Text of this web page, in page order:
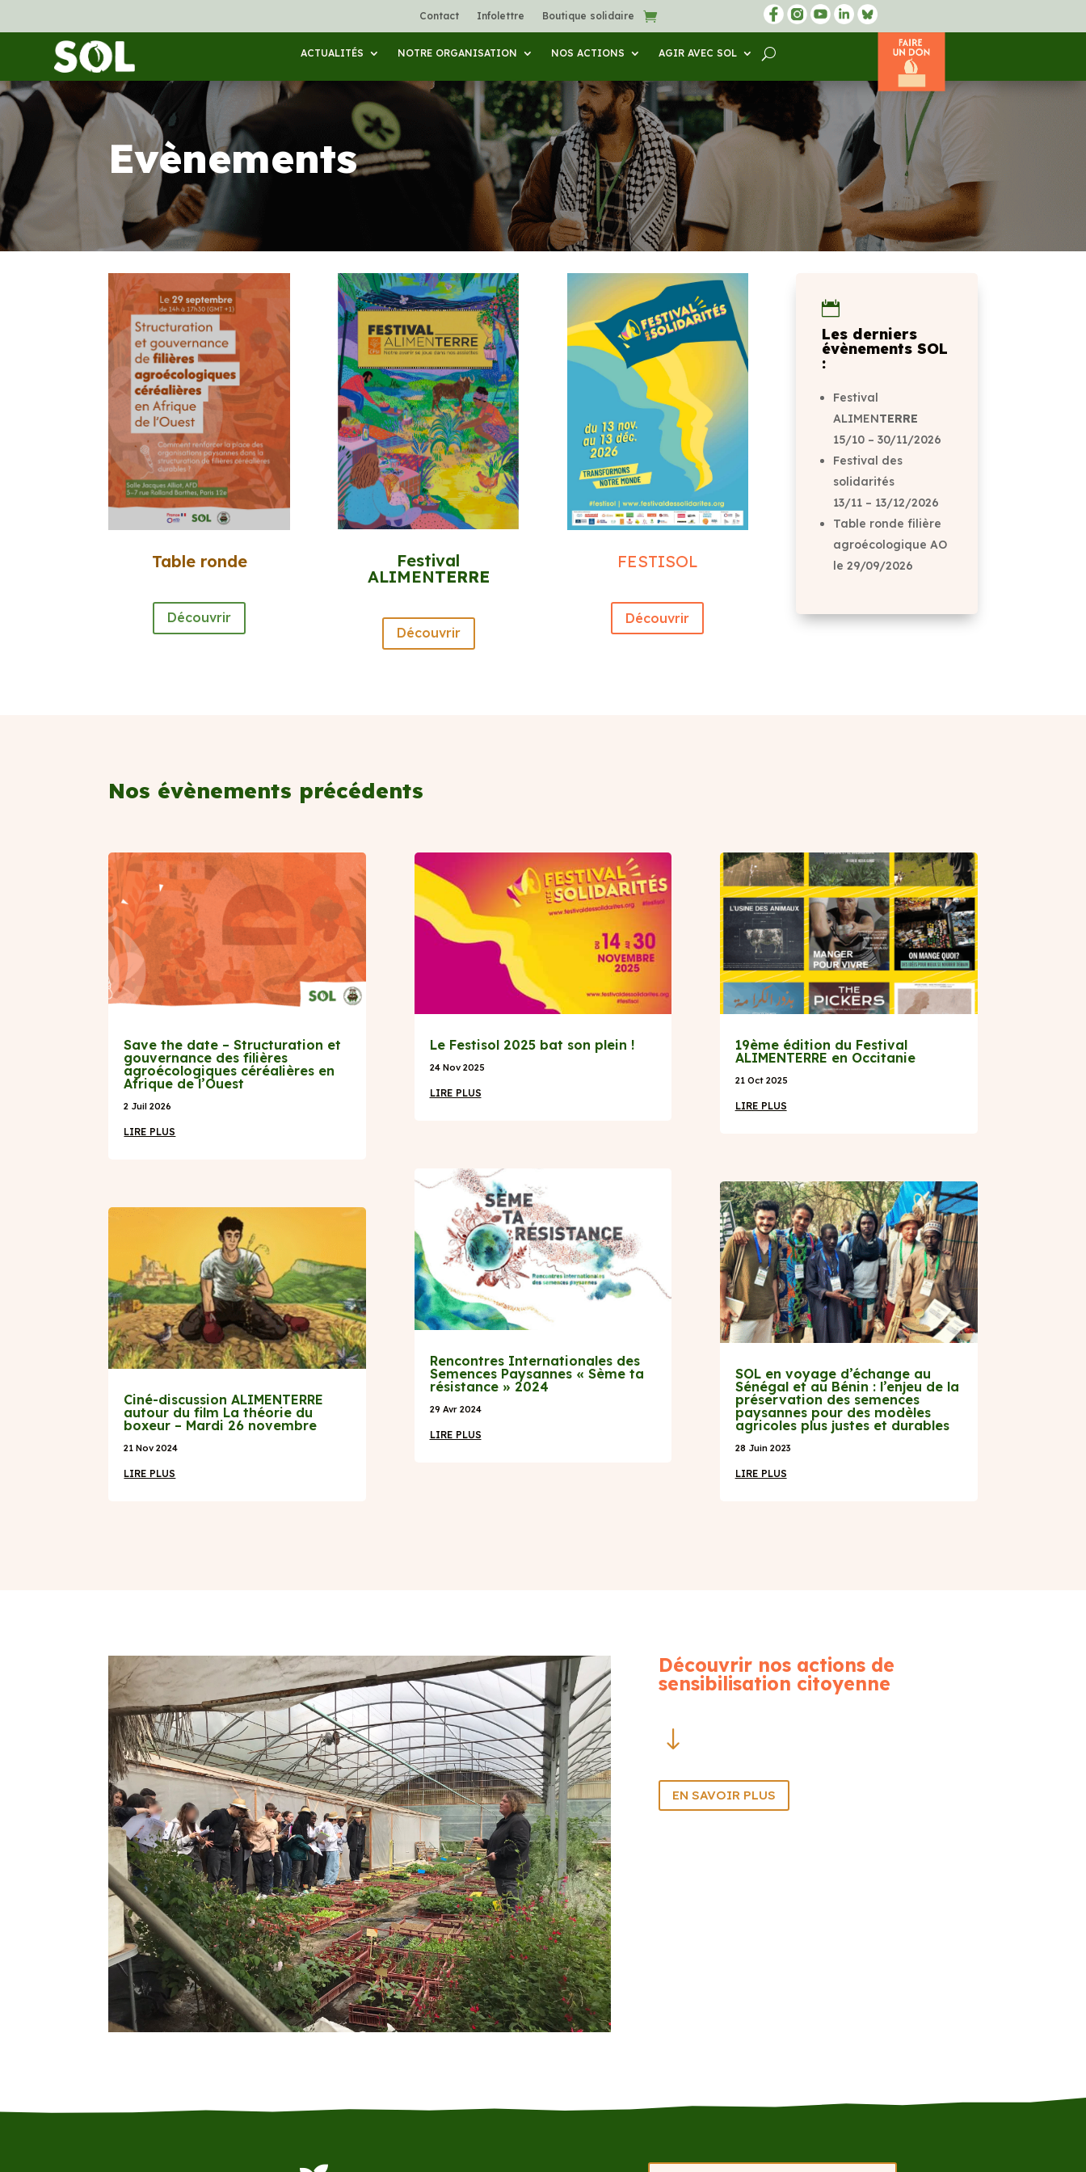
Contact Infolettre Boutique solidaire
ACTUALITÉS NOTRE ORGANISATION NOS ACTIONS AGIR AVEC SOL
Evènements
Table ronde
Découvrir
Festival
ALIMENTERRE
Découvrir
FESTISOL
Découvrir

Les derniers
évènements SOL
:
Festival
ALIMENTERRE
15/10 – 30/11/2026
Festival des
solidarités
13/11 – 13/12/2026
Table ronde filière
agroécologique AO
le 29/09/2026
Nos évènements précédents
Save the date – Structuration et
gouvernance des filières
agroécologiques céréalières en
Afrique de l’Ouest
2 Juil 2026
LIRE PLUS
Ciné-discussion ALIMENTERRE
autour du film La théorie du
boxeur – Mardi 26 novembre
21 Nov 2024
LIRE PLUS
Le Festisol 2025 bat son plein !
24 Nov 2025
LIRE PLUS
Rencontres Internationales des
Semences Paysannes « Sème ta
résistance » 2024
29 Avr 2024
LIRE PLUS
19ème édition du Festival
ALIMENTERRE en Occitanie
21 Oct 2025
LIRE PLUS
SOL en voyage d’échange au
Sénégal et au Bénin : l’enjeu de la
préservation des semences
paysannes pour des modèles
agricoles plus justes et durables
28 Juin 2023
LIRE PLUS
Découvrir nos actions de
sensibilisation citoyenne
"
EN SAVOIR PLUS